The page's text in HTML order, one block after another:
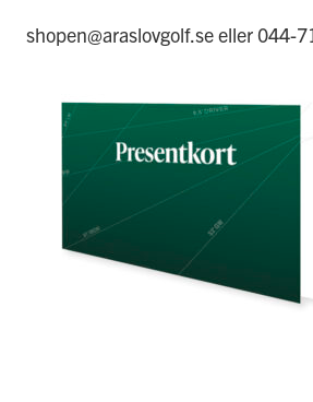
shopen@araslovgolf.se eller 044-